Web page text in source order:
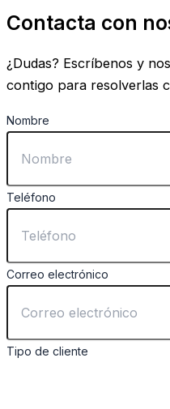
Contacta con
¿Dudas? Escríbenos y
contigo para resolverlas
Nombre
Teléfono
Correo electrónico
Tipo de cliente